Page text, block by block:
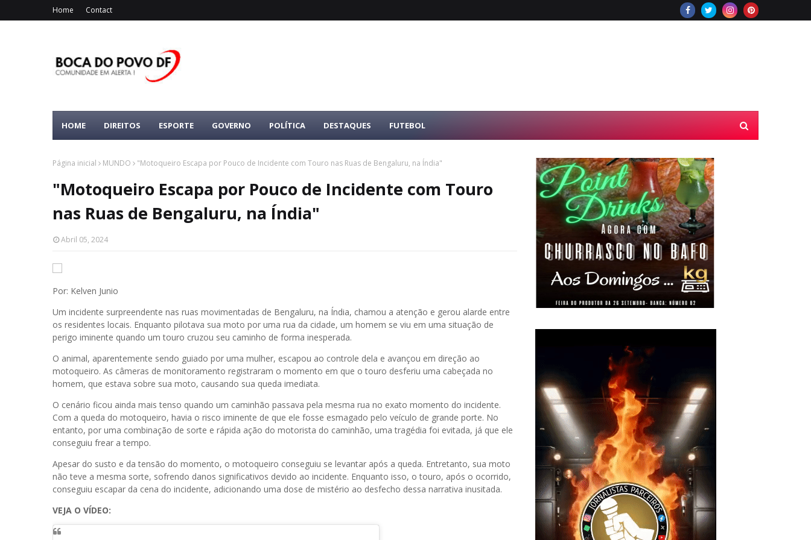
Home Contact
HOME DIREITOS ESPORTE GOVERNO POLÍTICA DESTAQUES FUTEBOL
Página inicial MUNDO "Motoqueiro Escapa por Pouco de Incidente com Touro nas Ruas de Bengaluru, na Índia"
"Motoqueiro Escapa por Pouco de Incidente com Touro
nas Ruas de Bengaluru, na Índia"
Abril 05, 2024
Por: Kelven Junio
Um incidente surpreendente nas ruas movimentadas de Bengaluru, na Índia, chamou a atenção e gerou alarde entre
os residentes locais. Enquanto pilotava sua moto por uma rua da cidade, um homem se viu em uma situação de
perigo iminente quando um touro cruzou seu caminho de forma inesperada.
O animal, aparentemente sendo guiado por uma mulher, escapou ao controle dela e avançou em direção ao
motoqueiro. As câmeras de monitoramento registraram o momento em que o touro desferiu uma cabeçada no
homem, que estava sobre sua moto, causando sua queda imediata.
O cenário ficou ainda mais tenso quando um caminhão passava pela mesma rua no exato momento do incidente.
Com a queda do motoqueiro, havia o risco iminente de que ele fosse esmagado pelo veículo de grande porte. No
entanto, por uma combinação de sorte e rápida ação do motorista do caminhão, uma tragédia foi evitada, já que ele
conseguiu frear a tempo.
Apesar do susto e da tensão do momento, o motoqueiro conseguiu se levantar após a queda. Entretanto, sua moto
não teve a mesma sorte, sofrendo danos significativos devido ao incidente. Enquanto isso, o touro, após o ocorrido,
conseguiu escapar da cena do incidente, adicionando uma dose de mistério ao desfecho dessa narrativa inusitada.
VEJA O VÍDEO: